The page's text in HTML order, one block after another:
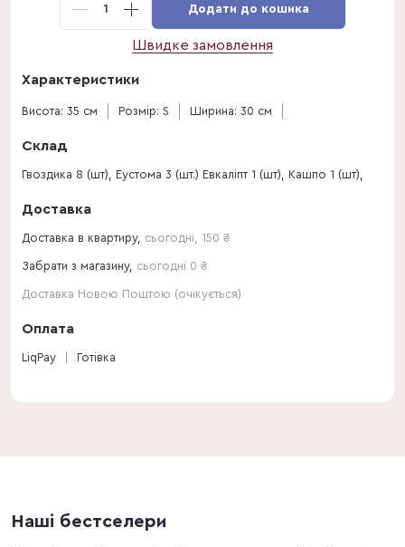
1 Додати до кошика
Швидке замовлення
Характеристики
Висота: 35 см Розмір: S Ширина: 30 см
Склад
Гвоздика 8 (шт), Еустома 3 (шт.) Евкаліпт 1 (шт), Кашпо 1 (шт),
Доставка
Доставка в квартиру, сьогодні 150 ₴
Забрати з магазину, сьогодні 0 ₴
Доставка Новою Поштою (очікується)
Оплата
LiqPay Готівка
Наші бестселери